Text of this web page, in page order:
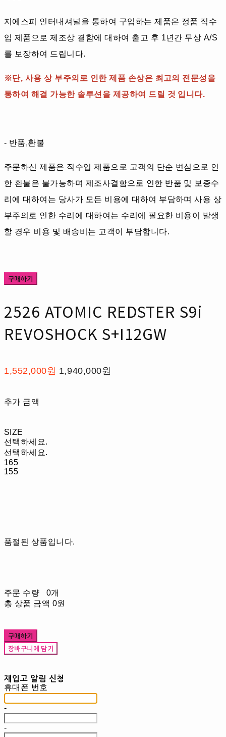
지에스피 인터내셔널을 통하여 구입하는 제품은 정품 직수
입 제품으로 제조상 결함에 대하여 출고 후 1년간 무상 A/S
를 보장하여 드립니다.
※단, 사용 상 부주의로 인한 제품 손상은 최고의 전문성을
통하여 해결 가능한 솔루션을 제공하여 드릴 것 입니다.
- 반품,환불
주문하신 제품은 직수입 제품으로 고객의 단순 변심으로 인
한 환불은 불가능하며 제조사결함으로 인한 반품 및 보증수
리에 대하여는 당사가 모든 비용에 대하여 부담하며 사용 상
부주의로 인한 수리에 대하여는 수리에 필요한 비용이 발생
할 경우 비용 및 배송비는 고객이 부담합니다.
구매하기
2526 ATOMIC REDSTER S9i
REVOSHOCK S+I12GW
1,552,000원 1,940,000원
추가 금액
SIZE
선택하세요.
선택하세요.
165
155
품절된 상품입니다.
주문 수량
0개
총 상품 금액 0원
구매하기
장바구니에 담기
재입고 알림 신청
휴대폰 번호
-
-